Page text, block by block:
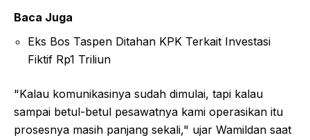
Baca Juga
Eks Bos Taspen Ditahan KPK Terkait Investasi
Fiktif Rp1 Triliun
"Kalau komunikasinya sudah dimulai, tapi kalau
sampai betul-betul pesawatnya kami operasikan itu
prosesnya masih panjang sekali," ujar Wamildan saat